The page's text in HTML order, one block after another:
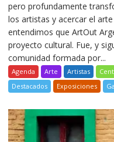
pero profundamente
los artistas y acercar el
entendimos que ArtOut
proyecto cultural. Fue, y
comunidad formada por...
Agenda Arte Artistas
Destacados
Exposiciones